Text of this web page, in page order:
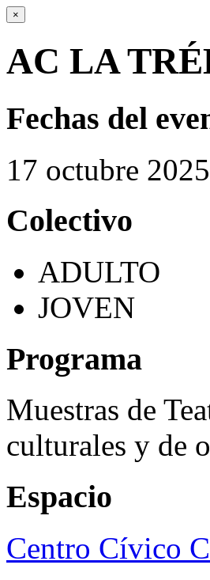
×
AC LA
Fechas del
17 octubre 2025
Colectivo
ADULTO
JOVEN
Programa
Muestras de
culturales y de
Espacio
Centro Cívico